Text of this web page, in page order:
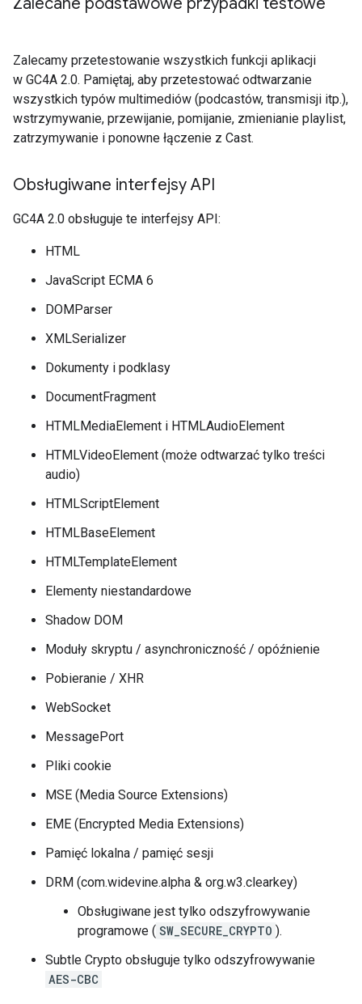
Zalecamy przetestowanie wszystkich funkcji aplikacji
w GC4A 2.0. Pamiętaj, aby przetestować odtwarzanie
wszystkich typów multimediów (podcastów, transmisji itp.),
wstrzymywanie, przewijanie, pomijanie, zmienianie playlist,
zatrzymywanie i ponowne łączenie z Cast.
Obsługiwane interfejsy API
GC4A 2.0 obsługuje te interfejsy API:
HTML
JavaScript ECMA 6
DOMParser
XMLSerializer
Dokumenty i podklasy
DocumentFragment
HTMLMediaElement i HTMLAudioElement
HTMLVideoElement (może odtwarzać tylko treści
audio)
HTMLScriptElement
HTMLBaseElement
HTMLTemplateElement
Elementy niestandardowe
Shadow DOM
Moduły skryptu / asynchroniczność / opóźnienie
Pobieranie / XHR
WebSocket
MessagePort
Pliki cookie
MSE (Media Source Extensions)
EME (Encrypted Media Extensions)
Pamięć lokalna / pamięć sesji
DRM (com.widevine.alpha & org.w3.clearkey)
Obsługiwane jest tylko odszyfrowywanie
programowe ( SW_SECURE_CRYPTO ).
Subtle Crypto obsługuje tylko odszyfrowywanie
AES-CBC